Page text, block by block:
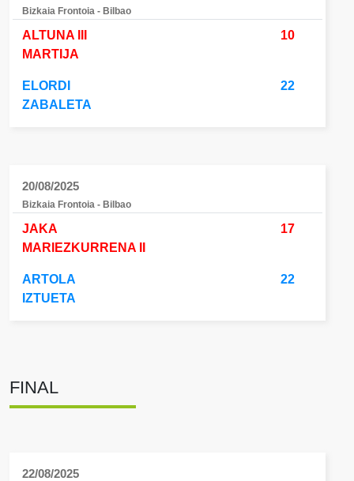
Bizkaia Frontoia - Bilbao
ALTUNA III
MARTIJA
10
ELORDI
ZABALETA
22
20/08/2025
Bizkaia Frontoia - Bilbao
JAKA
MARIEZKURRENA II
17
ARTOLA
IZTUETA
22
FINAL
22/08/2025